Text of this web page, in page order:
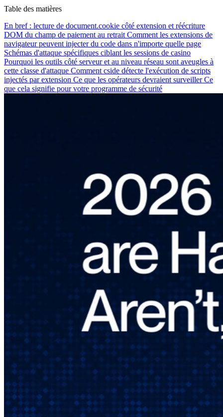
Table des matières
En bref : lecture de document.cookie côté extension et réécriture
DOM du champ de paiement au retrait Comment les extensions de
navigateur peuvent injecter du code dans n'importe quelle page
Schémas d'attaque spécifiques ciblant les sessions de casino
Pourquoi les outils côté serveur et au niveau réseau sont aveugles à
cette classe d'attaque Comment cside détecte l'exécution de scripts
injectés par extension Ce que les opérateurs devraient surveillerCe
que cela signifie pour votre programme de sécurité